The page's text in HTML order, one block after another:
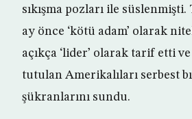
sıkışma pozları ile
ay önce ‘kötü adam’ olarak
açıkça ‘lider’ olarak tarif etti
tutulan Amerikalıları serbest
şükranlarını sundu.